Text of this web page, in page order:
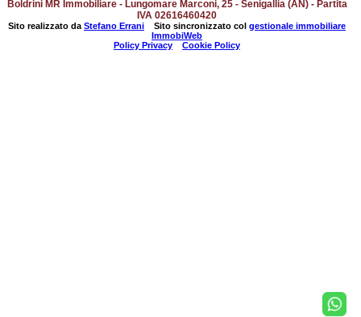
Boldrini MR Immobiliare - Lungomare Marconi, 25 - Senigallia (AN) - Partita
IVA 02616460420
Sito realizzato daStefano Errani Sito sincronizzato colgestionale immobiliare
ImmobiWeb
Policy Privacy
Cookie Policy